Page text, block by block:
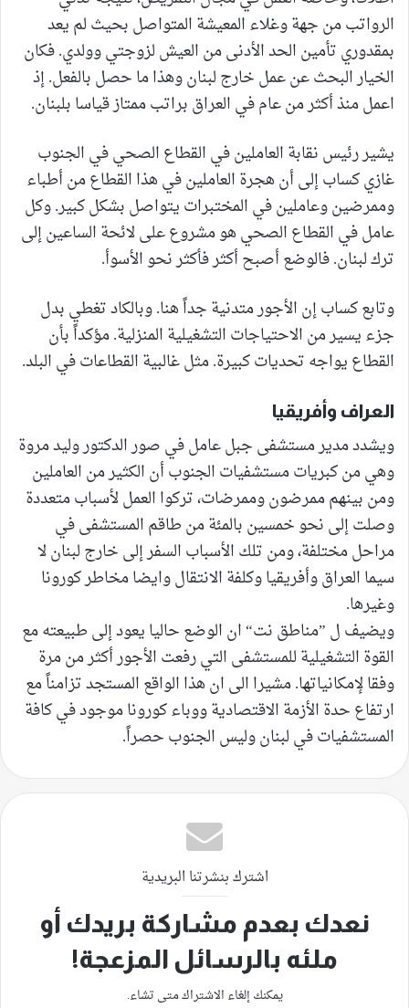
الرواتب من جهة وغلاء المعيشة المتواصل بحيث لم يعد
بمقدوري تأمين الحد الأدنى من العيش لزوجتي وولدي. فكان
الخيار البحث عن عمل خارج لبنان وهذا ما حصل بالفعل. إذ
اعمل منذ أكثر من عام في العراق براتب ممتاز قياسا بلبنان.
يشير رئيس نقابة العاملين في القطاع الصحي في الجنوب
غازي كساب إلى أن هجرة العاملين في هذا القطاع من أطباء
وممرضين وعاملين في المختبرات يتواصل بشكل كبير. وكل
عامل في القطاع الصحي هو مشروع على لائحة الساعين إلى
ترك لبنان. فالوضع أصبح أكثر فأكثر نحو الأسوأ.
وتابع كساب إن الأجور متدنية جداً هنا. وبالكاد تغطي بدل
جزء يسير من الاحتياجات التشغيلية المنزلية. مؤكداً بأن
القطاع يواجه تحديات كبيرة. مثل غالبية القطاعات في البلد.
العراف وأفريقيا
ويشدد مدير مستشفى جبل عامل في صور الدكتور وليد مروة
وهي من كبريات مستشفيات الجنوب أن الكثير من العاملين
ومن بينهم ممرضون وممرضات، تركوا العمل لأسباب متعددة
وصلت إلى نحو خمسين بالمئة من طاقم المستشفى في
مراحل مختلفة، ومن تلك الأسباب السفر إلى خارج لبنان لا
سيما العراق وأفريقيا وكلفة الانتقال وايضا مخاطر كورونا
وغيرها.
ويضيف ل ”مناطق نت“ ان الوضع حاليا يعود إلى طبيعته مع
القوة التشغيلية للمستشفى التي رفعت الأجور أكثر من مرة
وفقا لإمكانياتها. مشيرا الى ان هذا الواقع المستجد تزامناً مع
ارتفاع حدة الأزمة الاقتصادية ووباء كورونا موجود في كافة
المستشفيات في لبنان وليس الجنوب حصراً.
اشترك بنشرتنا البريدية
نعدك بعدم مشاركة بريدك أو
ملئه بالرسائل المزعجة!
يمكنك إلغاء الاشتراك متى تشاء.